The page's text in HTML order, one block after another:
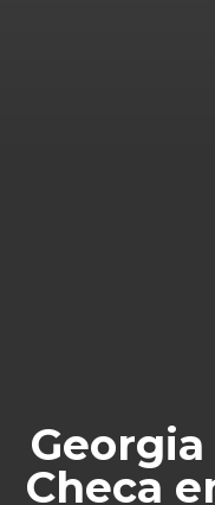
Checa